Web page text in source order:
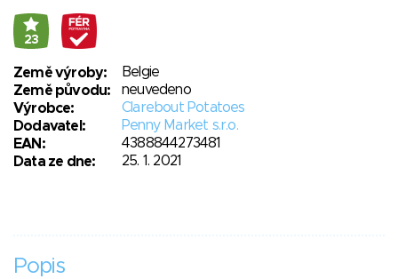
23
Země výroby:
Belgie
Země původu:
neuvedeno
Výrobce:
Clarebout Potatoes
Dodavatel:
Penny Market s.r.o.
EAN:
4388844273481
Data ze dne:
25. 1. 2021
Popis